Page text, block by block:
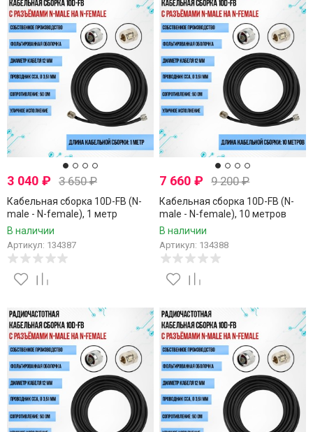
3 040 ₽ 3 650₽
Кабельная сборка 10D-FB (N-
male - N-female), 1 метр
В наличии
Артикул: 134387
7 660₽ 9 200₽
Кабельная сборка 10D-FB (N-
male - N-female), 10 метров
В наличии
Артикул: 134388